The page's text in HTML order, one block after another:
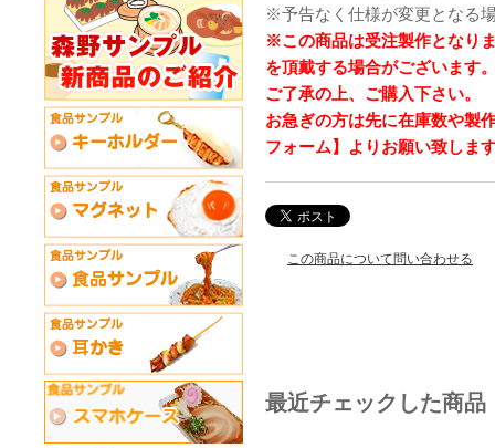
※予告なく仕様が変更となる
※この商品は受注製作となり
を頂戴する場合がございます
ご了承の上、ご購入下さい。
お急ぎの方は先に在庫数や製
フォーム】よりお願い致しま
この商品について問い合わせる
最近チェックした商品